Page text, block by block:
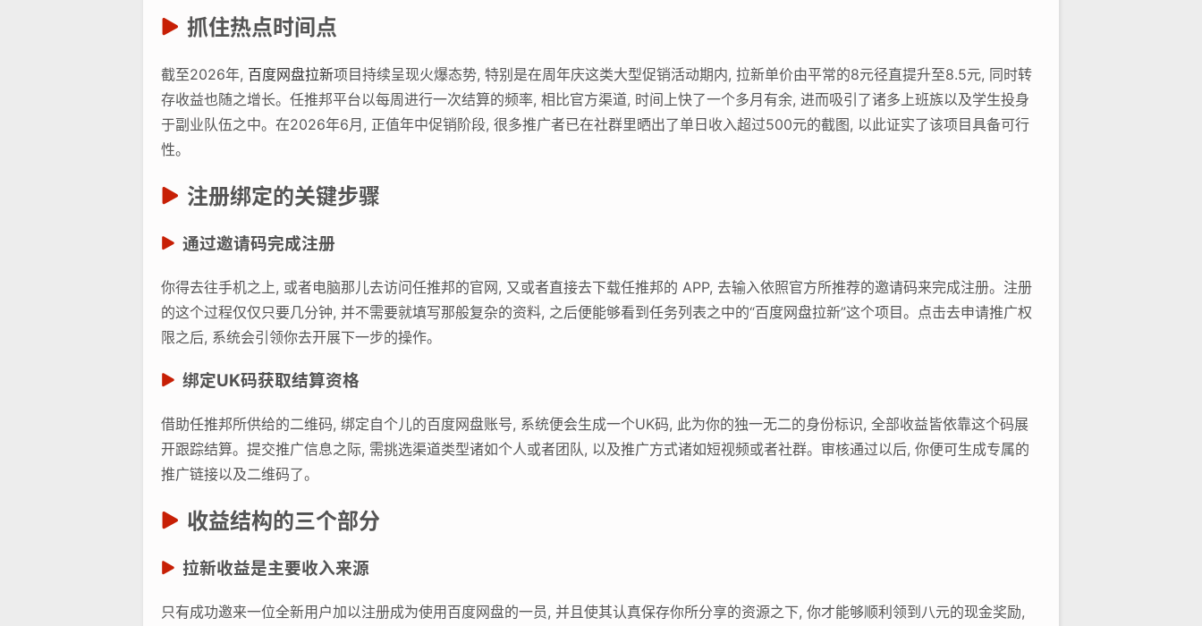
抓住热点时间点
截至2026年, 百度网盘拉新项目持续呈现火爆态势, 特别是在周年庆这类大型促销活动期内, 拉新单价由平常的8元径直提升至8.5元, 同时转
存收益也随之增长。任推邦平台以每周进行一次结算的频率, 相比官方渠道, 时间上快了一个多月有余, 进而吸引了诸多上班族以及学生投身
于副业队伍之中。在2026年6月, 正值年中促销阶段, 很多推广者已在社群里晒出了单日收入超过500元的截图, 以此证实了该项目具备可行
性。
注册绑定的关键步骤
通过邀请码完成注册
你得去往手机之上, 或者电脑那儿去访问任推邦的官网, 又或者直接去下载任推邦的 APP, 去输入依照官方所推荐的邀请码来完成注册。注册
的这个过程仅仅只要几分钟, 并不需要就填写那般复杂的资料, 之后便能够看到任务列表之中的“百度网盘拉新”这个项目。点击去申请推广权
限之后, 系统会引领你去开展下一步的操作。
绑定UK码获取结算资格
借助任推邦所供给的二维码, 绑定自个儿的百度网盘账号, 系统便会生成一个UK码, 此为你的独一无二的身份标识, 全部收益皆依靠这个码展
开跟踪结算。提交推广信息之际, 需挑选渠道类型诸如个人或者团队, 以及推广方式诸如短视频或者社群。审核通过以后, 你便可生成专属的
推广链接以及二维码了。
收益结构的三个部分
拉新收益是主要收入来源
只有成功邀来一位全新用户加以注册成为使用百度网盘的一员, 并且使其认真保存你所分享的资源之下, 你才能够顺利领到八元的现金奖励,